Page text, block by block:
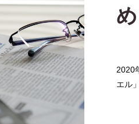
2020
エル」